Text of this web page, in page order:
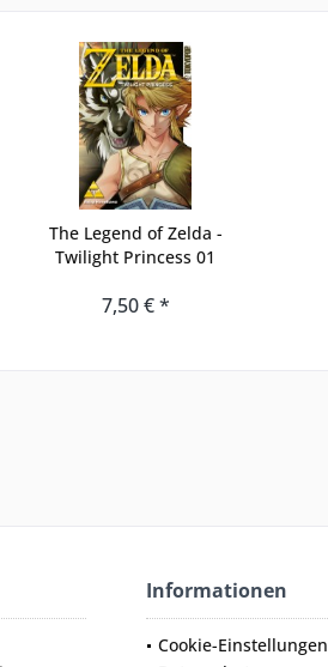
The Legend of Zelda -
Twilight Princess 01
7,50 € *
Informationen
Cookie-Einstellungen